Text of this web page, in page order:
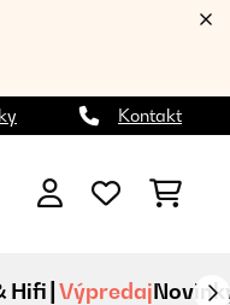
Kontakt
Hifi Výpredaj